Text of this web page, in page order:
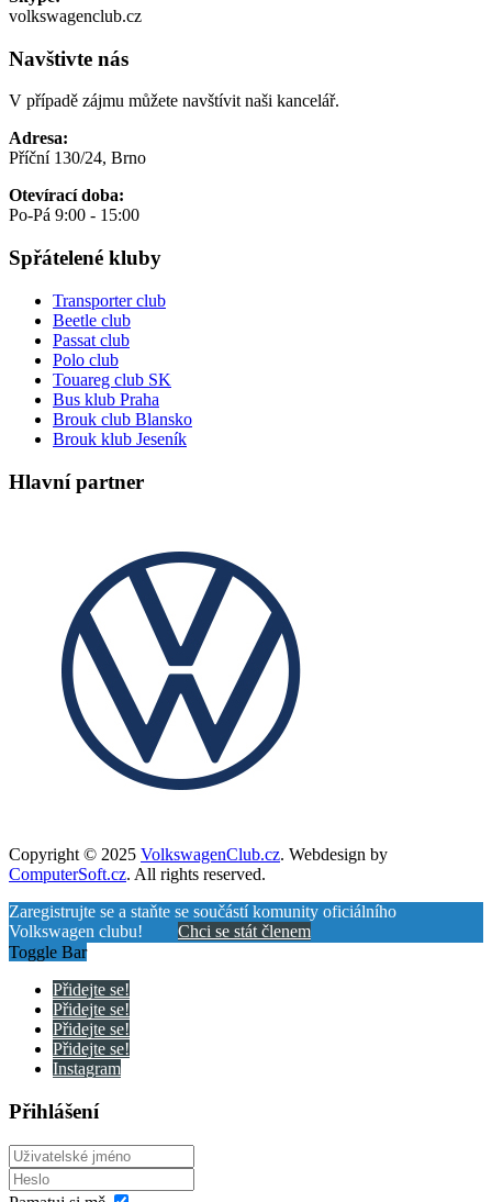
volkswagenclub.cz
Navštivte nás
V případě zájmu můžete navštívit naši kancelář.
Adresa:
Příční 130/24, Brno
Otevírací doba:
Po-Pá 9:00 - 15:00
Spřátelené kluby
Transporter club
Beetle club
Passat club
Polo club
Touareg club SK
Bus klub Praha
Brouk club Blansko
Brouk klub Jeseník
Hlavní partner
Copyright © 2025 VolkswagenClub.cz. Webdesign by
ComputerSoft.cz. All rights reserved.
Zaregistrujte se a staňte se součástí komunity oficiálního
Volkswagen clubu! Chci se stát členem
Toggle Bar
Přidejte se!
Přidejte se!
Přidejte se!
Přidejte se!
Instagram
Přihlášení